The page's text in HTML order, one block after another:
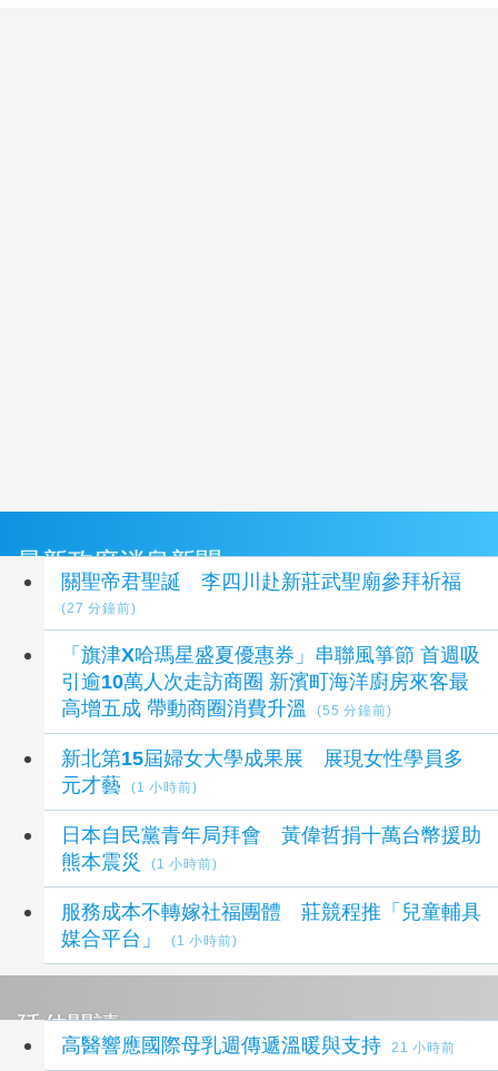
最新政府消息新聞
關聖帝君聖誕 李四川赴新莊武聖廟參拜祈福
(27 分鐘前)
「旗津X哈瑪星盛夏優惠券」串聯風箏節 首週吸
引逾10萬人次走訪商圈 新濱町海洋廚房來客最
高增五成 帶動商圈消費升溫
(55 分鐘前)
新北第15屆婦女大學成果展 展現女性學員多
元才藝
(1 小時前)
日本自民黨青年局拜會 黃偉哲捐十萬台幣援助
熊本震災
(1 小時前)
服務成本不轉嫁社福團體 莊競程推「兒童輔具
媒合平台」
(1 小時前)
延伸閱讀
高醫響應國際母乳週傳遞溫暖與支持 21 小時前